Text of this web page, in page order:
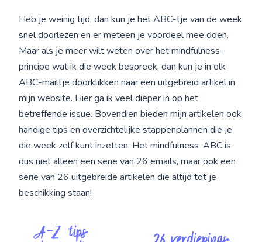
Heb je weinig tijd, dan kun je het ABC-tje van de week
snel doorlezen en er meteen je voordeel mee doen.
Maar als je meer wilt weten over het mindfulness-
principe wat ik die week bespreek, dan kun je in elk
ABC-mailtje doorklikken naar een uitgebreid artikel in
mijn website. Hier ga ik veel dieper in op het
betreffende issue. Bovendien bieden mijn artikelen ook
handige tips en overzichtelijke stappenplannen die je
die week zelf kunt inzetten. Het mindfulness-ABC is
dus niet alleen een serie van 26 emails, maar ook een
serie van 26 uitgebreide artikelen die altijd tot je
beschikking staan!